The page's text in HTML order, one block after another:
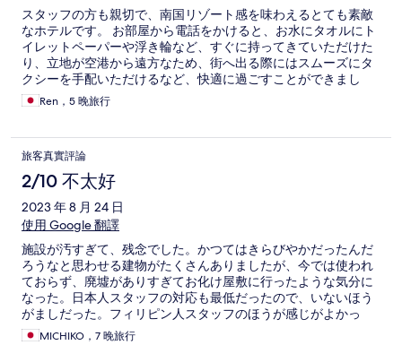
スタッフの方も親切で、南国リゾート感を味わえるとても素敵
なホテルです。 お部屋から電話をかけると、お水にタオルにト
イレットペーパーや浮き輪など、すぐに持ってきていただけた
り、立地が空港から遠方なため、街へ出る際にはスムーズにタ
クシーを手配いただけるなど、快適に過ごすことができまし
た。 施設の使い勝手ですが、こちらは可もなく不可もなくとな
ります。 高級ホテルといえども、やはりそこはフィリピン、お
よっては弱く感じるなど、所々で改善点もあるのが現状です。
施設周辺のエリアにおいては、正直何もなく、ショッピングや
アクティビティができる場所まではかなり遠いです。 ここはプ
ルクラ唯一の目立つ難点です。 ただ、ハネムーン旅行や大人旅
など、ゆったり落ち着いた空間を求める方にとっては適してい
るかもしれません。 最後にチコ(まちこ？)ちゃんというヌコが
おりますが、この子は超絶可愛いです。 ぜひ一度触れ合ってみ
てください！
Ren，5 晚旅行
旅客真實評論
2/10 不太好
2023 年 8 月 24 日
使用 Google 翻譯
施設が汚すぎて、残念でした。かつてはきらびやかだったんだ
ろうなと思わせる建物がたくさんありましたが、今では使われ
ておらず、廃墟がありすぎてお化け屋敷に行ったような気分に
なった。日本人スタッフの対応も最低だったので、いないほう
がましだった。フィリピン人スタッフのほうが感じがよかっ
た。二度と行きません、あんなホテル。
MICHIKO，7 晚旅行